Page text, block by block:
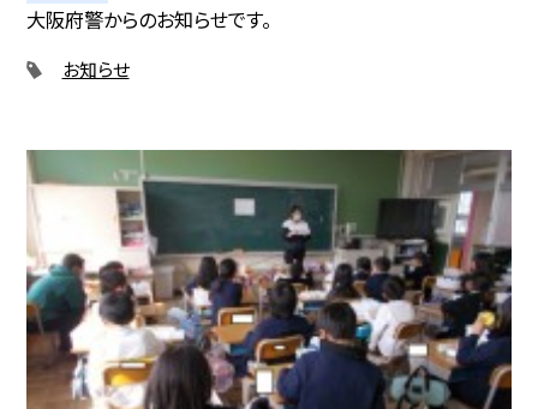
大阪府警からのお知らせです。
お知らせ